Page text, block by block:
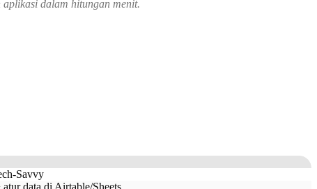
dalam hitungan menit.
Savvy